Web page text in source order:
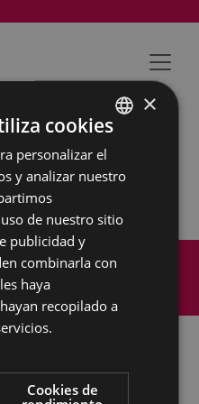
municipal
Aviso legal
BASQUE
SPANISH
×
cookies
personalizar el
y analizar nuestro
de nuestro sitio
publicidad y
combinarla con
haya
recopilado a
Cookies de